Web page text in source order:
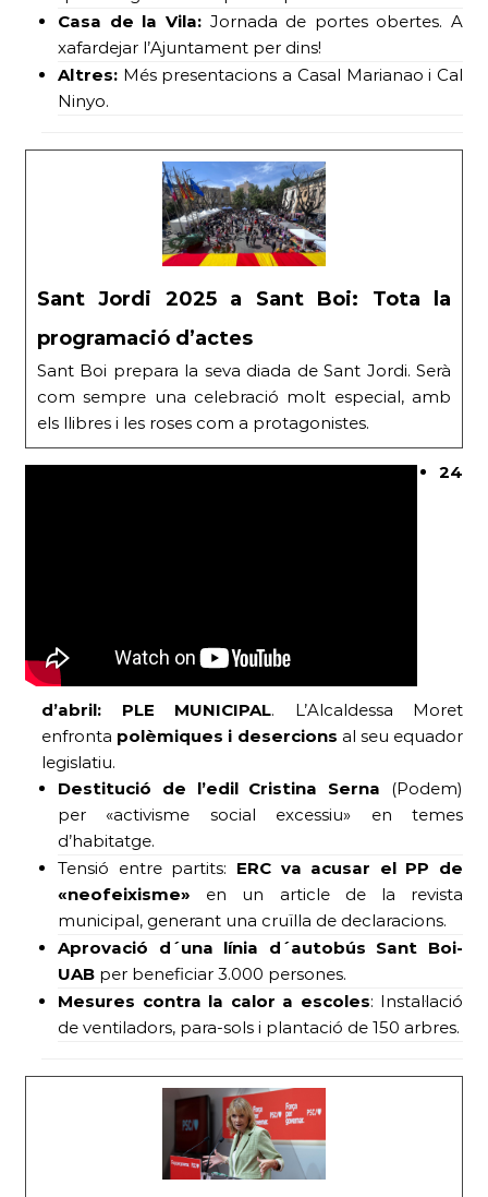
Casa de la Vila:Jornada de portes obertes. A
xafardejar l’Ajuntament per dins!
Altres: Més presentacions a Casal Marianao i Cal
Ninyo.
Sant Jordi 2025 a Sant Boi: Tota la
programació d’actes
Sant Boi prepara la seva diada de Sant Jordi. Serà
com sempre una celebració molt especial, amb
els llibres i les roses com a protagonistes.
24
d’abril: PLE MUNICIPAL. L’Alcaldessa Moret
enfronta polèmiques i desercions al seu equador
legislatiu.
Destitució de l’edil Cristina Serna (Podem)
per «activisme social excessiu» en temes
d’habitatge.
Tensió entre partits: ERC va acusar el PP de
«neofeixisme» en un article de la revista
municipal, generant una cruïlla de declaracions.
Aprovació d´una línia d´autobús Sant Boi-
UAB per beneficiar 3.000 persones.
Mesures contra la calor a escoles: Instal·lació
de ventiladors, para-sols i plantació de 150 arbres.